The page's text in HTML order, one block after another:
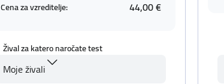
Cena za vzreditelje: 44,00 €
Žival za katero naročate test
Moje živali